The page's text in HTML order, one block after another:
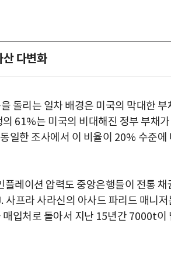
산 다변화
돌리는 일차 배경은 미국의 막대한 부
61%는 미국의 비대해진 정부 부채
일한 조사에서 이 비율이 20% 수준에
플레이션 압력도 중앙은행들이 전통
사프라 사라신의 아사드 파리드 매니저
입처로 돌아서 지난 15년간 7000t이